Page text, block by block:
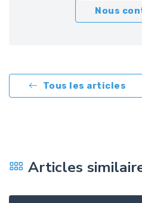
Nous
Tous les articles
Articles